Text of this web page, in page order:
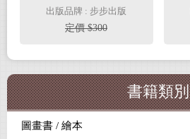
出版品牌 : 步步出版
定價 $300
書籍類別
圖畫書 / 繪本